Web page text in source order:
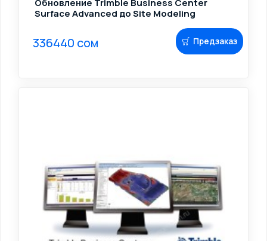
Обновление Trimble Business Center
Surface Advanced до Site Modeling
336440 сом Предзаказ